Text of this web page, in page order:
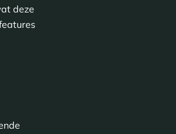
deze